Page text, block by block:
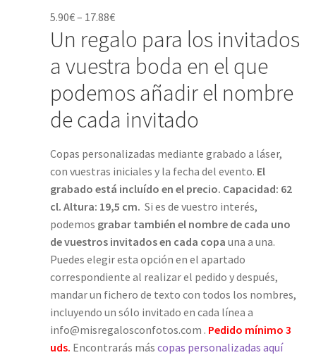
Contacto
Detalles de Facturación
ENVIO DE FOTOS Y PORTES
Ideas únicas para celebraciones de cumpleaños con
Lista de deseos
Mi cuenta
Password Reset
Pedidos
PLAZOS DE ENTREGA
5.90€– 17.88€
Un regalo para los invitados
a vuestra boda en el que
podemos añadir el nombre
de cada invitado
Copas personalizadas mediante grabado a láser,
con vuestras iniciales y la fecha del evento. El
grabado está incluído en el precio. Capacidad: 62
cl. Altura: 19,5 cm. Si es de vuestro interés,
podemos grabar también el nombre de cada uno
de vuestros invitados en cada copa una a una.
Puedes elegir esta opción en el apartado
correspondiente al realizar el pedido y después,
mandar un fichero de texto con todos los nombres,
incluyendo un sólo invitado en cada línea a
info@misregalosconfotos.com . Pedido mínimo 3
uds. Encontrarás más copas personalizadas aquí